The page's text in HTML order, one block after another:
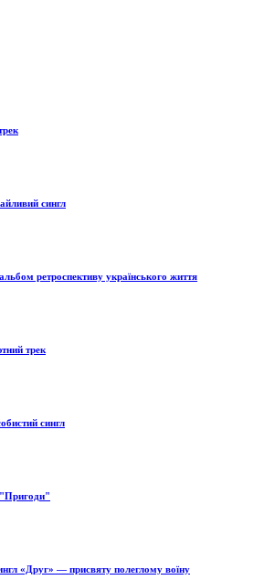
сингл
ретроспективу українського життя
трек
сингл
«Друг» — присвяту полеглому воїну